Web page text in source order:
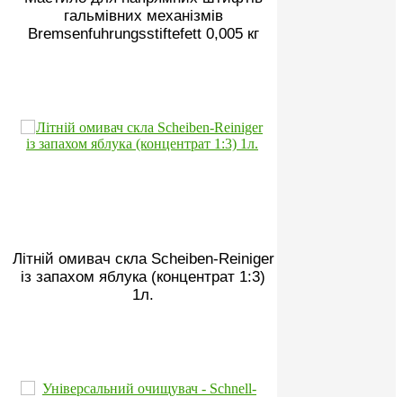
гальмівних механізмів
Bremsenfuhrungsstiftefett 0,005 кг
Літній омивач скла Scheiben-Reiniger
із запахом яблука (концентрат 1:3)
1л.